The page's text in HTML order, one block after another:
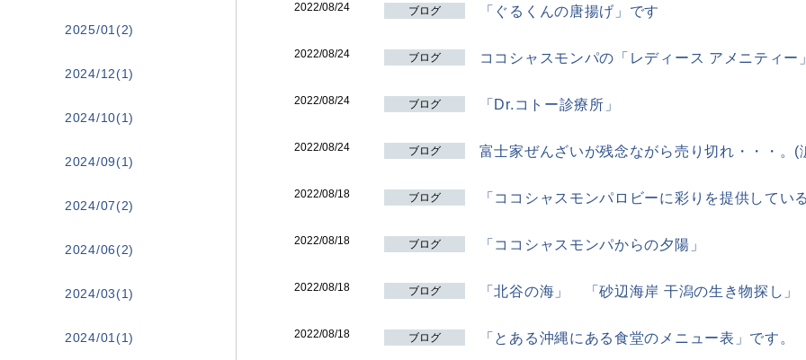
2025/01(2)
2024/12(1)
2024/10(1)
2024/09(1)
2024/07(2)
2024/06(2)
2024/03(1)
2024/01(1)
2022/08/24 ブログ 「ぐるくんの唐揚げ」です
2022/08/24 ブログ ココシャスモンパの「レディース アメニティー」
2022/08/24 ブログ 「Dr.コトー診療所」
2022/08/24 ブログ 富士家ぜんざいが残念ながら売り切れ・・・。(
2022/08/18 ブログ 「ココシャスモンパロビーに彩りを提供してい
2022/08/18 ブログ 「ココシャスモンパからの夕陽」
2022/08/18 ブログ 「北谷の海」 「砂辺海岸 干潟の生き物探し」
2022/08/18 ブログ 「とある沖縄にある食堂のメニュー表」です。